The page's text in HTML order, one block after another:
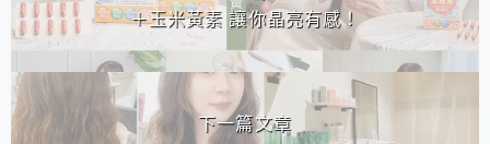
＋玉米黃素 讓你晶亮有感！
下一篇文章